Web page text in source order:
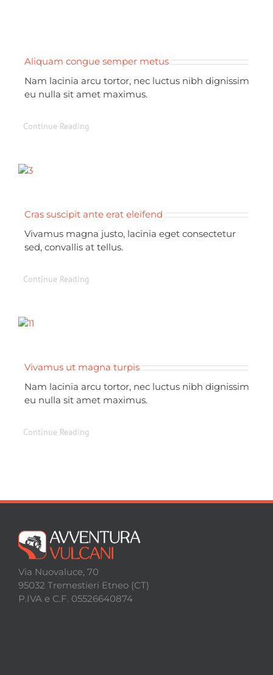
Aliquam congue semper metus
Nam lacinia arcu tortor, nec luctus nibh dignissim
eu nulla sit amet maximus.
Continue Reading
Cras suscipit ante erat eleifend
Vivamus magna justo, lacinia eget consectetur
sed, convallis at tellus.
Continue Reading
Vivamus ut magna turpis
Nam lacinia arcu tortor, nec luctus nibh dignissim
eu nulla sit amet maximus.
Continue Reading
Via Nuovaluce, 70
95032 Tremestieri Etneo (CT)
P.IVA e C.F. 05526640874